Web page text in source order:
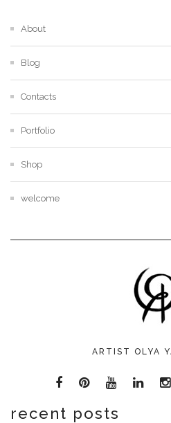
About
Blog
Contacts
Portfolio
Shop
welcome
ARTIST OLYA
recent posts